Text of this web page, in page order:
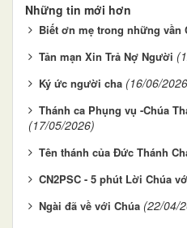
Những tin mới hơn
Biết ơn mẹ trong những vần
Tản mạn Xin Trả Nợ Người
Ký ức người cha (16/06/
Thánh ca Phụng vụ -Chúa
(17/05/2026)
Tên thánh của Đức Thánh
CN2PSC - 5 phút Lời Chúa
Ngài đã về với Chúa (22/04/